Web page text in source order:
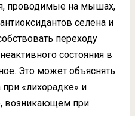
проводимые на мышах,
селена и
переходу
состояния в
Это может объяснять
«лихорадке» и
возникающем при